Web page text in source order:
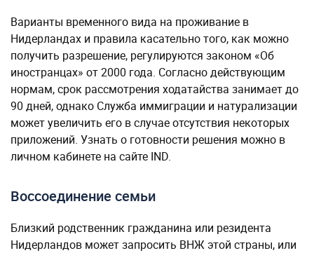
Варианты временного вида на проживание в
Нидерландах и правила касательно того, как можно
получить разрешение, регулируются законом «Об
иностранцах» от 2000 года. Согласно действующим
нормам, срок рассмотрения ходатайства занимает до
90 дней, однако Служба иммиграции и натурализации
может увеличить его в случае отсутствия некоторых
приложений. Узнать о готовности решения можно в
личном кабинете на сайте IND.
Воссоединение семьи
Близкий родственник гражданина или резидента
Нидерландов может запросить ВНЖ этой страны, или